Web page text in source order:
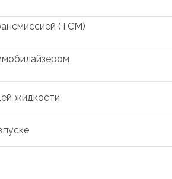
(TCM)
жидкости